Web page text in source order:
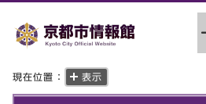
現在位置： 表示